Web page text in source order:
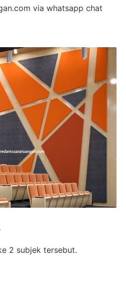
via whatsapp chat
2 subjek tersebut.